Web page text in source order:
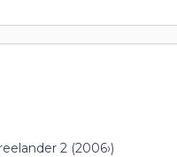
2 (2006›)